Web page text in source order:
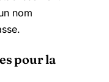
nom
pour la